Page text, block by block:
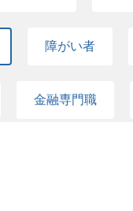
障がい者
金融専門職